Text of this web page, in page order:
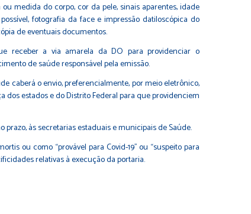
medida do corpo, cor da pele, sinais aparentes, idade
fotografia da face e impressão datiloscópica do
de eventuais documentos.
receber a via amarela da DO para providenciar o
de saúde responsável pela emissão.
caberá o envio, preferencialmente, por meio eletrônico,
dos estados e do Distrito Federal para que providenciem
às secretarias estaduais e municipais de Saúde.
ou como “provável para Covid-19” ou “suspeito para
relativas à execução da portaria.